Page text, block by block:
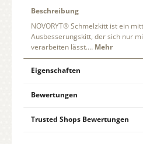
Beschreibung
NOVORYT® Schmelzkitt ist ein
Ausbesserungskitt, der sich nur
verarbeiten lässt.… Mehr
Eigenschaften
Bewertungen
Trusted Shops Bewertungen